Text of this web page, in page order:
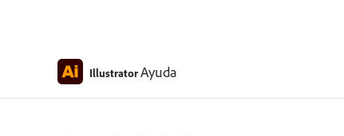
IllustratorAyuda
Aislar objetos